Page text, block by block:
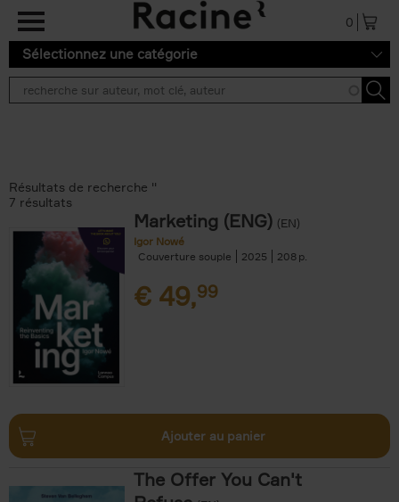
Aller au contenu principal
0
Sélectionnez une catégorie
Résultats de recherche ''
7 résultats
Marketing (ENG) (EN)
Igor Nowé
Couverture souple
2025 208
€ 49,99
Ajouter au panier
The Offer You Can't